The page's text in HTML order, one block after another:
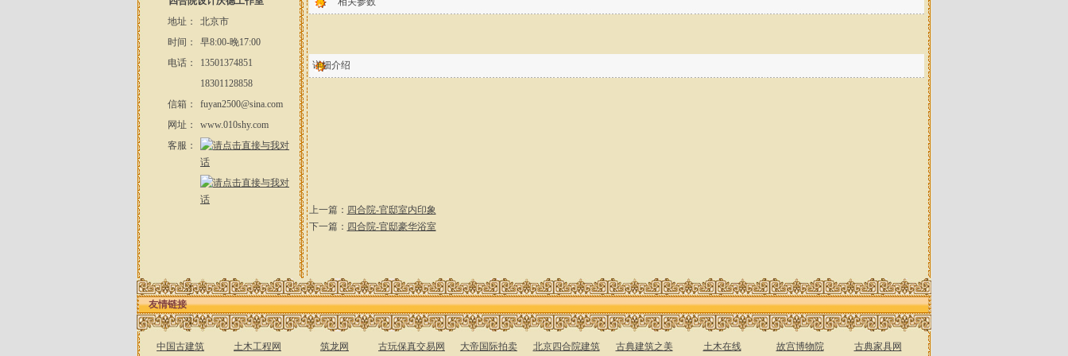
地址：
北京市
时间：
早8:00-晚17:00
电话：
13501374851
18301128858
信箱：
fuyan2500@sina.com
网址：
www.010shy.com
客服：
详细介绍
上一篇： 四合院-官邸室内印象
下一篇： 四合院-官邸豪华浴室
友情链接
中国古建筑 土木工程网 筑龙网 古玩保真交易网 大帝国际拍卖 北京四合院建筑 古典建筑之美 土木在线 故宫博物院 古典家具网